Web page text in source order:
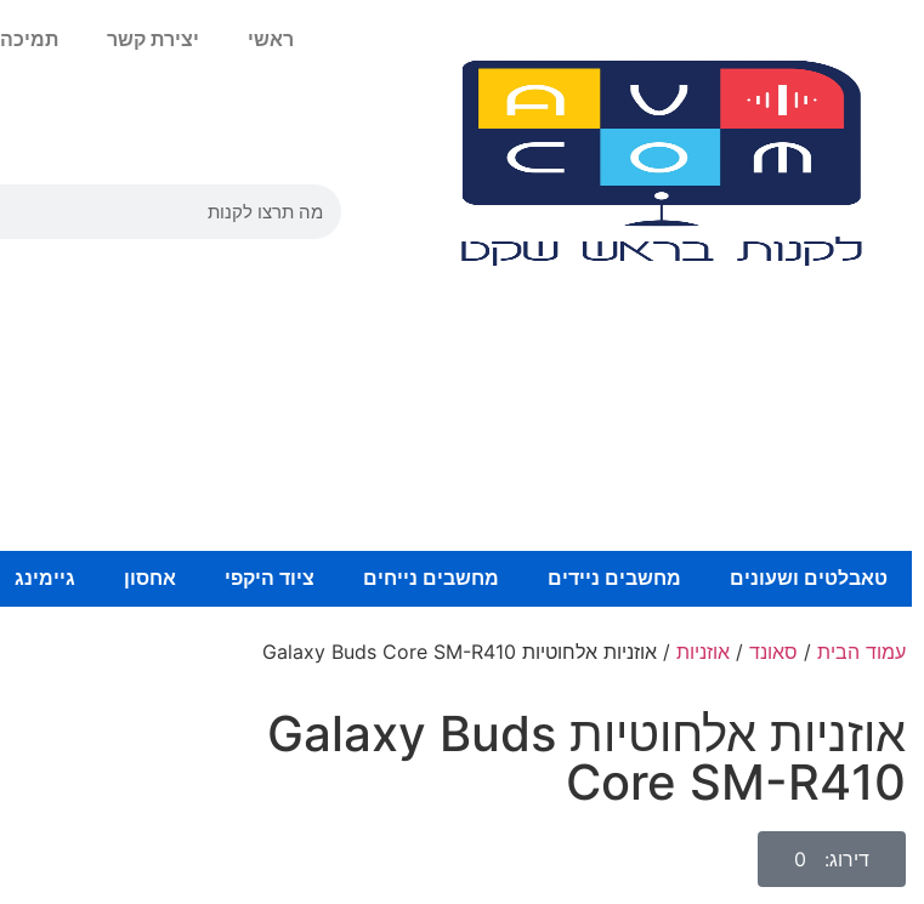
ראשי יצירת קשר תמיכה
טאבלטים ושעונים מחשבים ניידים מחשבים נייחים ציוד היקפי אחסון גיימינג
עמוד הבית / סאונד / אוזניות / אוזניות אלחוטיות Galaxy Buds Core SM-R410
אוזניות אלחוטיות Galaxy Buds
Core SM-R410
דירוג: 0